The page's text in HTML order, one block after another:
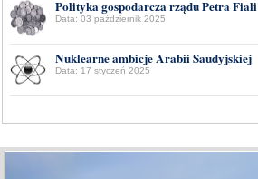
Polityka gospodarcza rządu Petra Fiali
Data: 03 październik 2025
Nuklearne ambicje Arabii Saudyjskiej
Data: 17 styczeń 2025